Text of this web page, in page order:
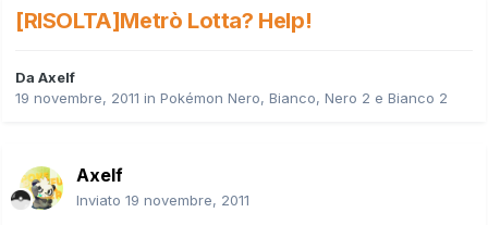
[RISOLTA]Metrò Lotta? Help!
Da Axelf
19 novembre, 2011 in Pokémon Nero, Bianco, Nero 2 e Bianco 2
Axelf
Inviato 19 novembre, 2011